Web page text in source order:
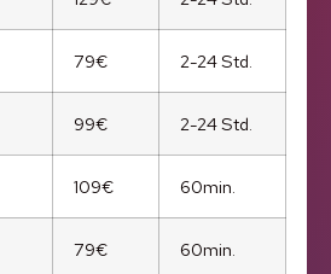
79€ 2-24 Std.
99€ 2-24 Std.
109€ 60min.
79€ 60min.